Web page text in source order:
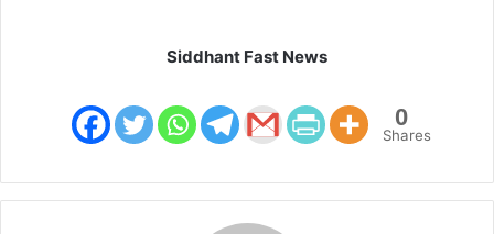
Siddhant Fast News
0
Shares